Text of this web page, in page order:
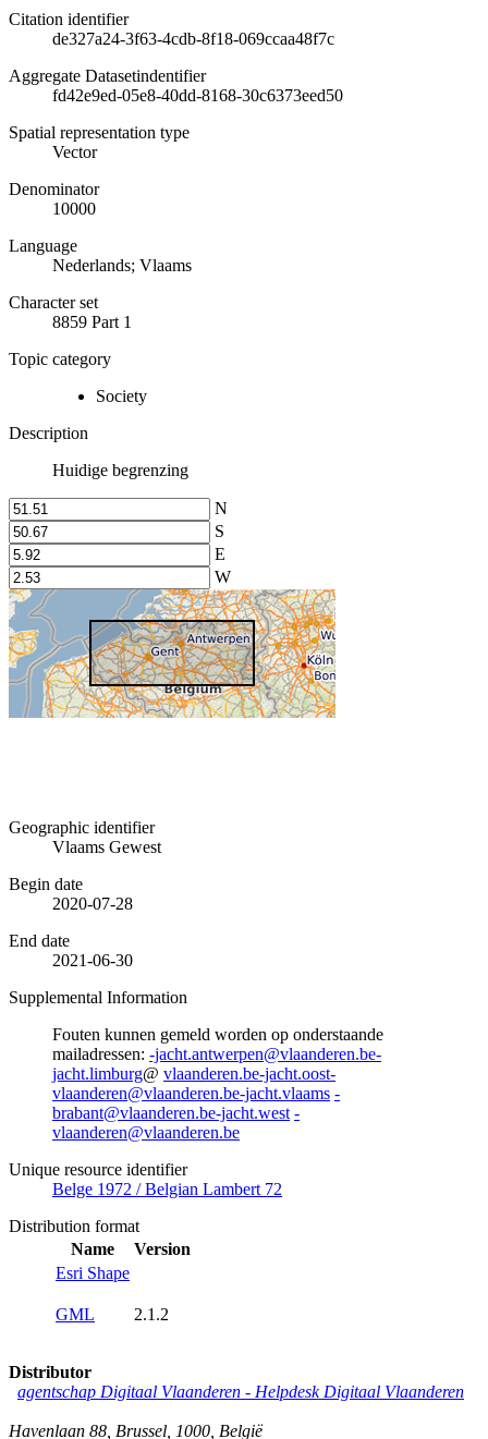
Citation identifier
de327a24-3f63-4cdb-8f18-069ccaa48f7c
Aggregate Datasetindentifier
fd42e9ed-05e8-40dd-8168-30c6373eed50
Spatial representation type
Vector
Denominator
10000
Language
Nederlands; Vlaams
Character set
8859 Part 1
Topic category
Society
Description
Huidige begrenzing
N
S
E
W
Geographic identifier
Vlaams Gewest
Begin date
2020-07-28
End date
2021-06-30
Supplemental Information
Fouten kunnen gemeld worden op onderstaande
mailadressen: -jacht.antwerpen@vlaanderen.be-
jacht.limburg@ vlaanderen.be-jacht.oost-
vlaanderen@vlaanderen.be-jacht.vlaams -
brabant@vlaanderen.be-jacht.west -
vlaanderen@vlaanderen.be
Unique resource identifier
Belge 1972 / Belgian Lambert 72
Distribution format
Name
Version
Esri Shape
GML 2.1.2
Distributor
agentschap Digitaal Vlaanderen - Helpdesk Digitaal Vlaanderen
Havenlaan 88 Brussel 1000 België